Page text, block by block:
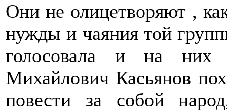
Они не олицетворяют ,
нужды и чаяния той
голосовала и на них
Михайлович Касьянов
повести за собой